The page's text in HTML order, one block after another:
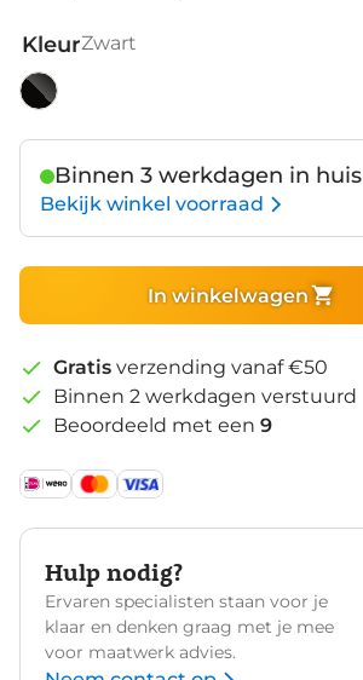
KleurZwart
Binnen 3 werkdagen in huis
Bekijk winkel voorraad
In winkelwagen
Gratis verzending vanaf €50
Binnen 2 werkdagen verstuurd
Beoordeeld met een 9
Hulp nodig?
Ervaren specialisten staan voor je
klaar en denken graag met je mee
voor maatwerk advies.